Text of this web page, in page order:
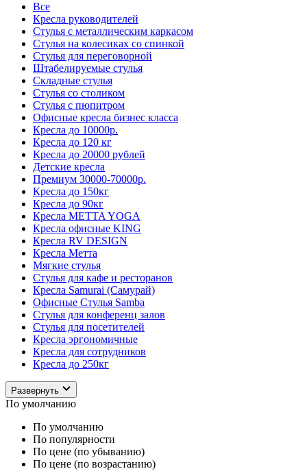
Все
Кресла руководителей
Стулья с металлическим каркасом
Стулья на колесиках со спинкой
Стулья для переговорной
Штабелируемые стулья
Складные стулья
Стулья со столиком
Стулья с пюпитром
Офисные кресла бизнес класса
Кресла до 10000р.
Кресла до 120 кг
Кресла до 20000 рублей
Детские кресла
Премиум 30000-70000р.
Кресла до 150кг
Кресла до 90кг
Кресла METTA YOGA
Кресла офисные KING
Кресла RV DESIGN
Кресла Метта
Мягкие стулья
Стулья для кафе и ресторанов
Кресла Samurai (Самурай)
Офисные Стулья Samba
Стулья для конференц залов
Стулья для посетителей
Кресла эргономичные
Кресла для сотрудников
Кресла до 250кг
Развернуть
По умолчанию
По умолчанию
По популярности
По цене (по убыванию)
По цене (по возрастанию)